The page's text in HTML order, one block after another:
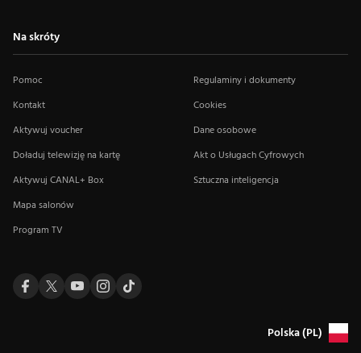
Na skróty
Pomoc
Kontakt
Aktywuj voucher
Doładuj telewizję na kartę
Aktywuj CANAL+ Box
Mapa salonów
Program TV
Regulaminy i dokumenty
Cookies
Dane osobowe
Akt o Usługach Cyfrowych
Sztuczna inteligencja
Polska (PL)